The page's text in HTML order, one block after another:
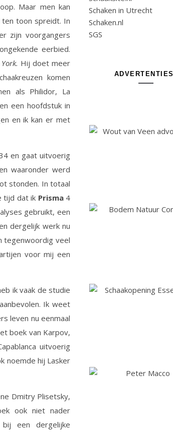
Maar men kan
toon spreidt. In
zijn voorgangers
eerbied.
Hij doet meer
komen
als Philidor, La
een hoofdstuk in
en ik kan er met
en gaat uitvoerig
waaronder werd
stonden. In totaal
tijd dat ik Prisma4
gebruikt, een
dergelijk werk nu
tegenwoordig veel
voor mij een
ik vaak de studie
Ik weet
leven nu eenmaal
boek van Karpov,
uitvoerig
noemde hij Lasker
Dmitry Plisetsky,
ook niet nader
een dergelijke
Schaken in Utrecht
Schaken.nl
SGS
ADVERTENTIES